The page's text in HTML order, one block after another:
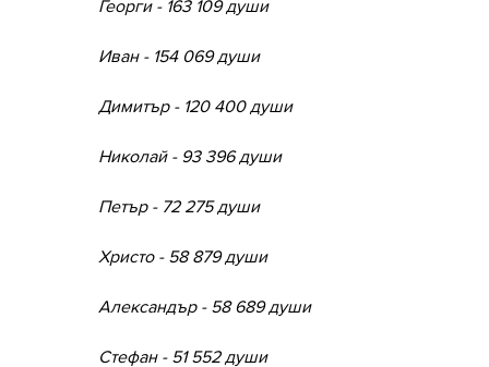
Георги - 163 109 души
Иван - 154 069 души
Димитър - 120 400 души
Николай - 93 396 души
Петър - 72 275 души
Христо - 58 879 души
Александър - 58 689 души
Стефан - 51 552 души